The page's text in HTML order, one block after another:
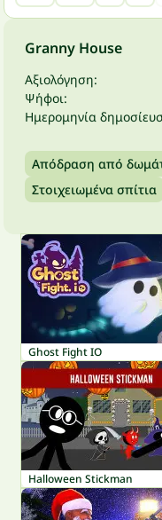
Granny House
Αξιολόγηση:
Ψήφοι:
Ημερομηνία
Απόδραση από
Στοιχειωμένα σπίτια
Ghost Fight IO
Halloween Stickman